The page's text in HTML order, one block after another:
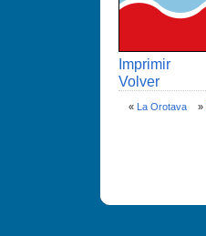
Imprimir
Volver
« La Orotava»